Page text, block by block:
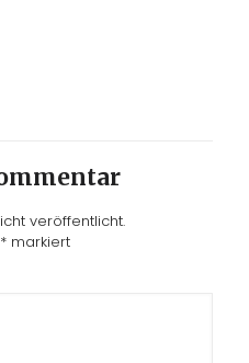
veröffentlicht.
* markiert